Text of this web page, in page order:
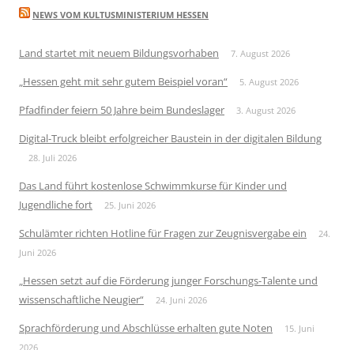
NEWS VOM KULTUSMINISTERIUM HESSEN
Land startet mit neuem Bildungsvorhaben 7. August 2026
„Hessen geht mit sehr gutem Beispiel voran“ 5. August 2026
Pfadfinder feiern 50 Jahre beim Bundeslager 3. August 2026
Digital-Truck bleibt erfolgreicher Baustein in der digitalen Bildung
28. Juli 2026
Das Land führt kostenlose Schwimmkurse für Kinder und
Jugendliche fort
25. Juni 2026
Schulämter richten Hotline für Fragen zur Zeugnisvergabe ein
24.
Juni 2026
„Hessen setzt auf die Förderung junger Forschungs-Talente und
wissenschaftliche Neugier“
24. Juni 2026
Sprachförderung und Abschlüsse erhalten gute Noten
15. Juni
2026